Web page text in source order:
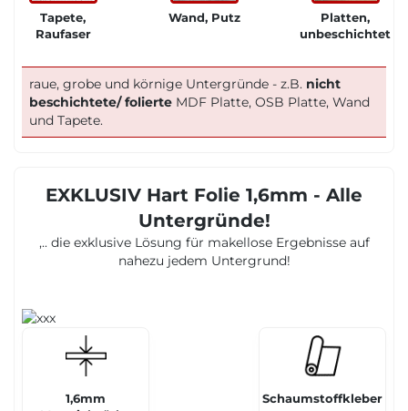
Tapete,
Raufaser
Wand, Putz
Platten,
unbeschichtet
raue, grobe und körnige Untergründe - z.B. nicht
beschichtete/ folierte MDF Platte, OSB Platte, Wand
und Tapete.
EXKLUSIV Hart Folie 1,6mm - Alle
Untergründe!
,.. die exklusive Lösung für makellose Ergebnisse auf
nahezu jedem Untergrund!
1,6mm
Schaumstoffkleber